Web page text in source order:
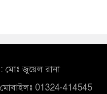
মোঃ জুয়েল রানা
01324-414545